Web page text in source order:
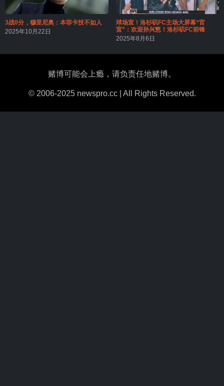
3战0分，穆里尼奥：本菲卡技不如人
2025年10月22日
球场宣！洛杉矶FC主场大屏幕“官
宣”：欢迎孙兴慜！洛杉矶FC前锋
2025年8月6日
赌博可能会上瘾，请负责任地赌博。
© 2006-2025 newspro.cc | All Rights Reserved.